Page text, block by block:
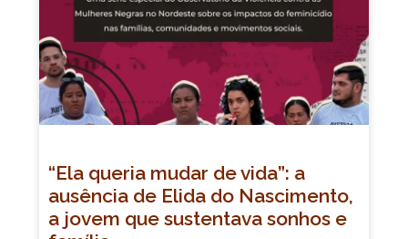
“Ela queria mudar de vida”: a
ausência de Elida do Nascimento,
a jovem que sustentava sonhos e